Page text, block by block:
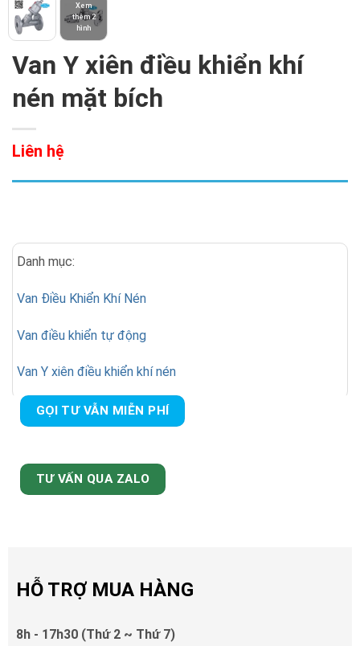
Xem
thêm 2
hình
Van Y xiên điều khiển khí
nén mặt bích
Liên hệ
Danh mục:
Van Điều Khiển Khí Nén
Van điều khiển tự động
Van Y xiên điều khiển khí nén
GỌI TƯ VẪN MIỄN PHÍ
TƯ VẤN QUA ZALO
HỖ TRỢ MUA HÀNG
8h - 17h30 (Thứ 2 ~ Thứ 7)